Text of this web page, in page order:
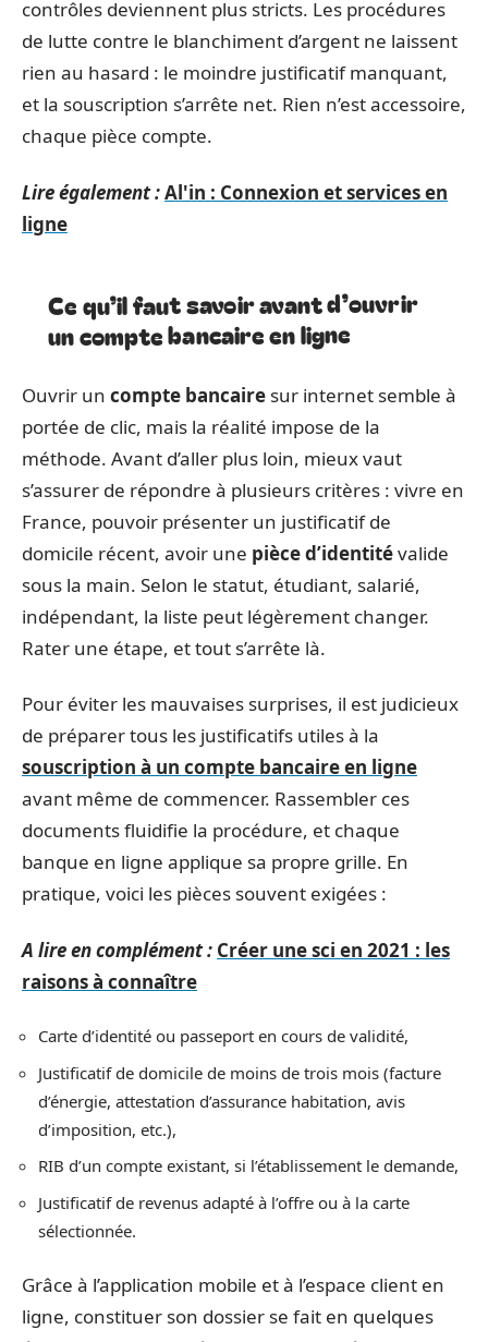
contrôles deviennent plus stricts. Les procédures
de lutte contre le blanchiment d’argent ne laissent
rien au hasard : le moindre justificatif manquant,
et la souscription s’arrête net. Rien n’est accessoire,
chaque pièce compte.
Lire également :Al'in : Connexion et services en
ligne
Ce qu’il faut savoir avant d’ouvrir
un compte bancaire en ligne
Ouvrir un compte bancaire sur internet semble à
portée de clic, mais la réalité impose de la
méthode. Avant d’aller plus loin, mieux vaut
s’assurer de répondre à plusieurs critères : vivre en
France, pouvoir présenter un justificatif de
domicile récent, avoir une pièce d’identitévalide
sous la main. Selon le statut, étudiant, salarié,
indépendant, la liste peut légèrement changer.
Rater une étape, et tout s’arrête là.
Pour éviter les mauvaises surprises, il est judicieux
de préparer tous les justificatifs utiles à la
souscription à un compte bancaire en ligne
avant même de commencer. Rassembler ces
documents fluidifie la procédure, et chaque
banque en ligne applique sa propre grille. En
pratique, voici les pièces souvent exigées :
A lire en complément : Créer une sci en 2021 : les
raisons à connaître
Carte d’identité ou passeport en cours de validité,
Justificatif de domicile de moins de trois mois (facture
d’énergie, attestation d’assurance habitation, avis
d’imposition, etc.),
RIB d’un compte existant, si l’établissement le demande,
Justificatif de revenus adapté à l’offre ou à la carte
sélectionnée.
Grâce à l’application mobile et à l’espace client en
ligne, constituer son dossier se fait en quelques